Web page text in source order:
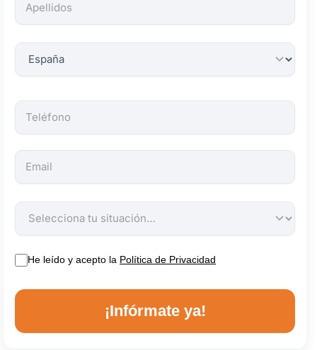
obligatorios.
He leído y acepto la Política de Privacidad
¡Infórmate ya!